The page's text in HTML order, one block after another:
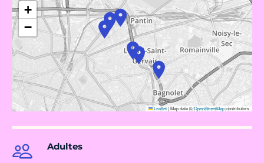
+
−
Leaflet|Map data ©OpenStreetMapcontributors
Adultes